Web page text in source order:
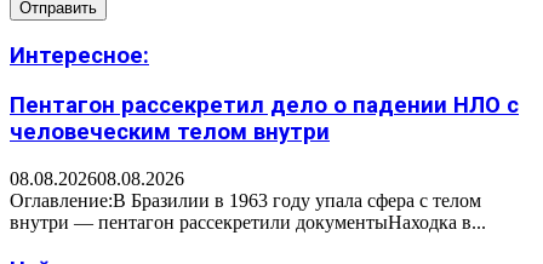
Интересное:
Пентагон рассекретил дело о падении НЛО с
человеческим телом внутри
08.08.202608.08.2026
Оглавление:В Бразилии в 1963 году упала сфера с телом
внутри — пентагон рассекретили документыНаходка в...